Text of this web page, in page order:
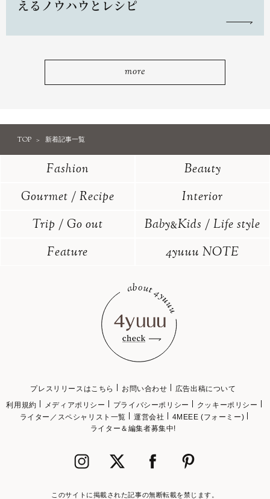
えるノウハウとレシピ
more
TOP 新着記事一覧
Fashion
Beauty
Gourmet / Recipe
Interior
Trip / Go out
Baby&Kids / Life style
Feature
4yuuu NOTE
プレスリリースはこちら お問い合わせ
広告出稿について
利用規約
メディアポリシー プライバシーポリシー
クッキーポリシー
ライター／スペシャリスト一覧
運営会社
4MEEE (フォーミー)
ライター＆編集者募集中!
このサイトに掲載された記事の無断転載を禁じます。